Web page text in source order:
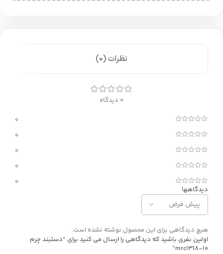
نظرات (0)
0 دیدگاه
0
0
0
0
0
دیدگاهها
هیچ دیدگاهی برای این محصول نوشته نشده است.
اولین نفری باشید که دیدگاهی را ارسال می کنید برای “دستبند چرم
mrc1318-10”